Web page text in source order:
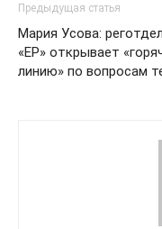
Предыдущая статья
Мария Усова:
«ЕР» открывает
линию» по вопросам